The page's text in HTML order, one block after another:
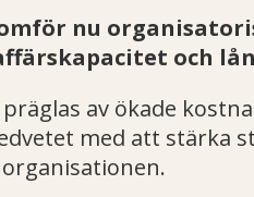
nu
och
av ökade
med att stärka